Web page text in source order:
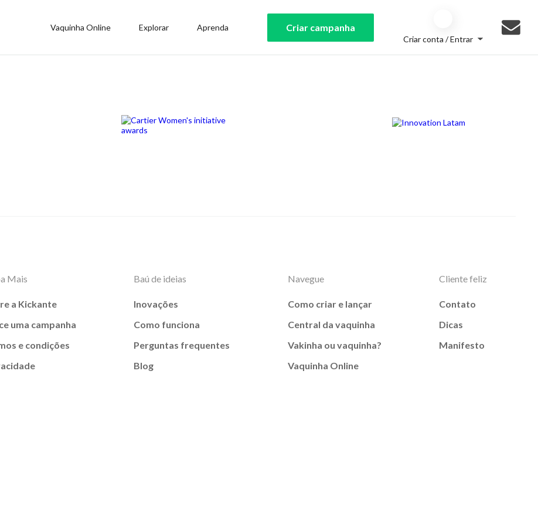
Vaquinha Online Explorar Aprenda Criar campanha
Criar conta / Entrar
Mais
a Kickante
uma campanha
e condições
Baú de ideias
Inovações
Como funciona
Perguntas frequentes
Blog
Navegue
Como criar e lançar
Central da vaquinha
Vakinha ou vaquinha?
Vaquinha Online
Cliente feliz
Contato
Dicas
Manifesto